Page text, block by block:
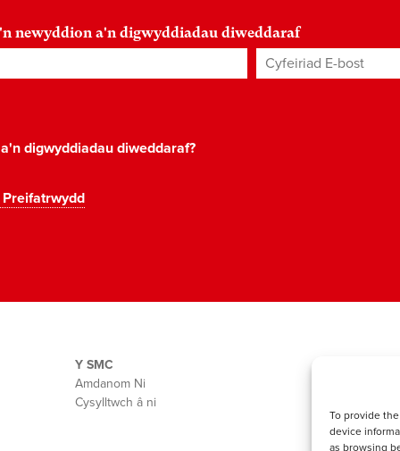
To provide
device
as browsing
newyddion a'n digwyddiadau diweddaraf
Cyfeiriad E-bost*
digwyddiadau diweddaraf?
Preifatrwydd
Y SMC
Amdanom Ni
Cysylltwch â ni